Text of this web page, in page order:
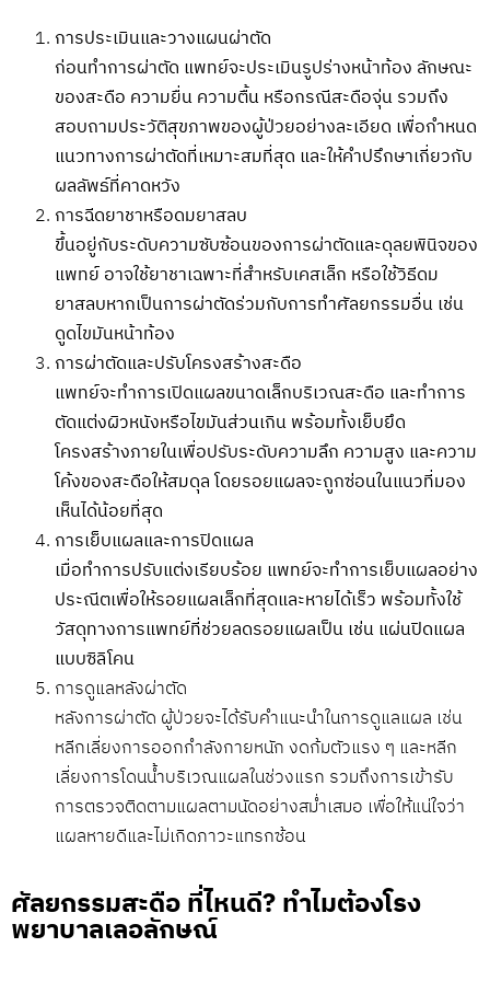
การประเมินและวางแผนผ่าตัด
ก่อนทำการผ่าตัด แพทย์จะประเมินรูปร่างหน้าท้อง ลักษณะ
ของสะดือ ความยื่น ความตื้น หรือกรณีสะดือจุ่น รวมถึง
สอบถามประวัติสุขภาพของผู้ป่วยอย่างละเอียด เพื่อกำหนด
แนวทางการผ่าตัดที่เหมาะสมที่สุด และให้คำปรึกษาเกี่ยวกับ
ผลลัพธ์ที่คาดหวัง
การฉีดยาชาหรือดมยาสลบ
ขึ้นอยู่กับระดับความซับซ้อนของการผ่าตัดและดุลยพินิจของ
แพทย์ อาจใช้ยาชาเฉพาะที่สำหรับเคสเล็ก หรือใช้วิธีดม
ยาสลบหากเป็นการผ่าตัดร่วมกับการทำศัลยกรรมอื่น เช่น
ดูดไขมันหน้าท้อง
การผ่าตัดและปรับโครงสร้างสะดือ
แพทย์จะทำการเปิดแผลขนาดเล็กบริเวณสะดือ และทำการ
ตัดแต่งผิวหนังหรือไขมันส่วนเกิน พร้อมทั้งเย็บยึด
โครงสร้างภายในเพื่อปรับระดับความลึก ความสูง และความ
โค้งของสะดือให้สมดุล โดยรอยแผลจะถูกซ่อนในแนวที่มอง
เห็นได้น้อยที่สุด
การเย็บแผลและการปิดแผล
เมื่อทำการปรับแต่งเรียบร้อย แพทย์จะทำการเย็บแผลอย่าง
ประณีตเพื่อให้รอยแผลเล็กที่สุดและหายได้เร็ว พร้อมทั้งใช้
วัสดุทางการแพทย์ที่ช่วยลดรอยแผลเป็น เช่น แผ่นปิดแผล
แบบซิลิโคน
การดูแลหลังผ่าตัด
หลังการผ่าตัด ผู้ป่วยจะได้รับคำแนะนำในการดูแลแผล เช่น
หลีกเลี่ยงการออกกำลังกายหนัก งดก้มตัวแรง ๆ และหลีก
เลี่ยงการโดนน้ำบริเวณแผลในช่วงแรก รวมถึงการเข้ารับ
การตรวจติดตามแผลตามนัดอย่างสม่ำเสมอ เพื่อให้แน่ใจว่า
แผลหายดีและไม่เกิดภาวะแทรกซ้อน
ศัลยกรรมสะดือ ที่ไหนดี? ทำไมต้องโรง
พยาบาลเลอลักษณ์